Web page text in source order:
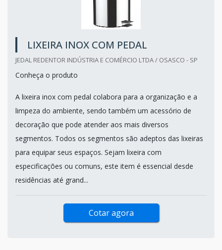
LIXEIRA INOX COM PEDAL
JEDAL REDENTOR INDÚSTRIA E COMÉRCIO LTDA / OSASCO - SP
Conheça o produto
A lixeira inox com pedal colabora para a organização e a
limpeza do ambiente, sendo também um acessório de
decoração que pode atender aos mais diversos
segmentos. Todos os segmentos são adeptos das lixeiras
para equipar seus espaços. Sejam lixeira com
especificações ou comuns, este item é essencial desde
residências até grand...
Cotar agora